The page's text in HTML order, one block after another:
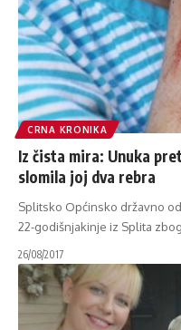
CRNA KRONIKA
Iz čista mira: Unuka
slomila joj dva rebra
Splitsko Općinsko državno
22-godišnjakinje iz Splita zbog
26/08/2017